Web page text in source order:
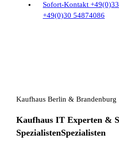
Sofort-Kontakt
+49(0)30 54874086
Kaufhaus Berlin & Brandenburg
Kaufhaus IT Experten &
SpezialistenSpezialisten